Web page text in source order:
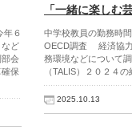
６
など
部会
確保
「一緒に楽しむ
中学校教員の勤務
OECD調査 経済協力
務環境などについて
（TALIS）２０２４
2025.10.13